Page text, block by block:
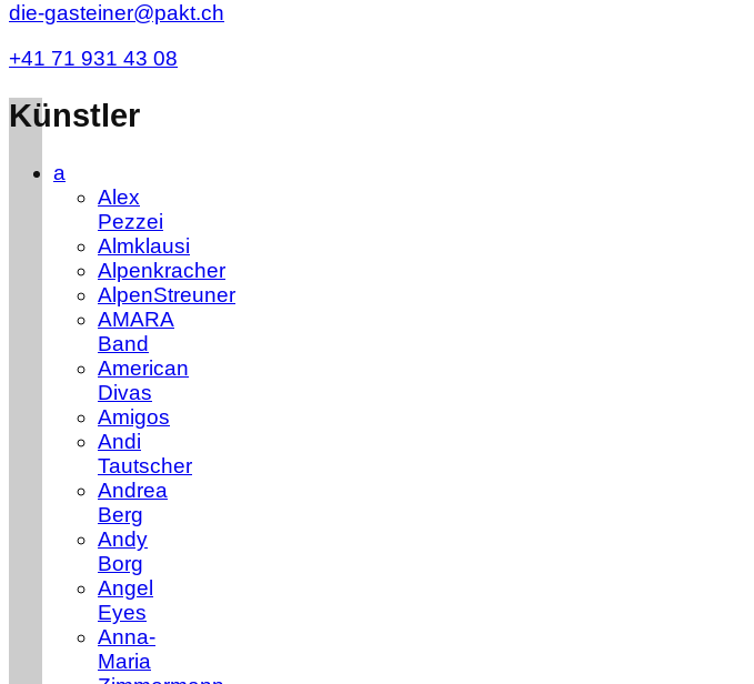
die-gasteiner@pakt.ch
+41 71 931 43 08
Künstler
a
Alex
Pezzei
Almklausi
Alpenkracher
AlpenStreuner
AMARA
Band
American
Divas
Amigos
Andi
Tautscher
Andrea
Berg
Andy
Borg
Angel
Eyes
Anna-
Maria